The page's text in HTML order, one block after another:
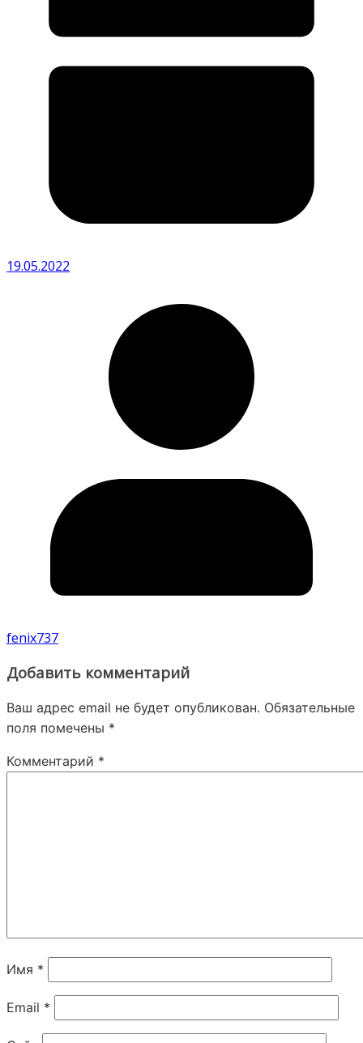
19.05.2022
fenix737
Добавить комментарий
Ваш адрес email не будет опубликован. Обязательные
поля помечены *
Комментарий *
Имя *
Email *